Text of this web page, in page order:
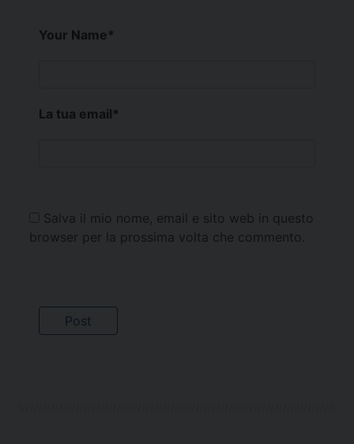
Your Name*
La tua email*
Salva il mio nome, email e sito web in questo
browser per la prossima volta che commento.